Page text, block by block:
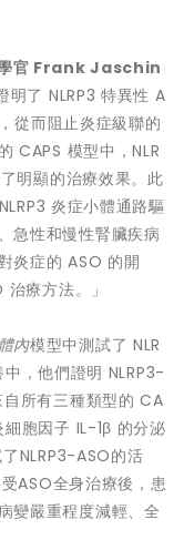
官 Frank Jaschin
明了 NLRP3 特異性 A
從而阻止炎症級聯的
CAPS 模型中，NLR
明顯的治療效果。此
炎症小體通路驅
急性和慢性腎臟疾病
炎症的 ASO 的開
療方法。」
體內模型中測試了 NLR
，他們證明 NLRP3-
所有三種類型的 CA
胞因子 IL-1β 的分泌
NLRP3-ASO的活
ASO全身治療後，患
變嚴重程度減輕、全